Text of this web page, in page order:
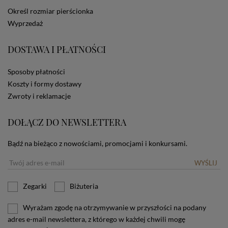
dotyczących cookies oznacza, że będą one
zamieszczane w urządzeniu końcowym każdego
użytkownika. Jeżeli użytkownik nie wyraża zgody na
ustawienia swojej przeglądarki.
Określ rozmiar pierścionka
Wyprzedaż
DOSTAWA I PŁATNOŚCI
Sposoby płatności
Koszty i formy dostawy
Zwroty i reklamacje
DOŁĄCZ DO NEWSLETTERA
Bądź na bieżąco z nowościami, promocjami i konkursami.
WYŚLIJ
Zegarki Biżuteria
Wyrażam zgodę na otrzymywanie w przyszłości na podany
adres e-mail newslettera, z którego w każdej chwili mogę